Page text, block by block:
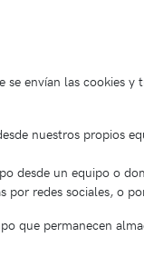
envían las cookies
nuestros propios
desde un equipo o
redes sociales, o
que permanecen